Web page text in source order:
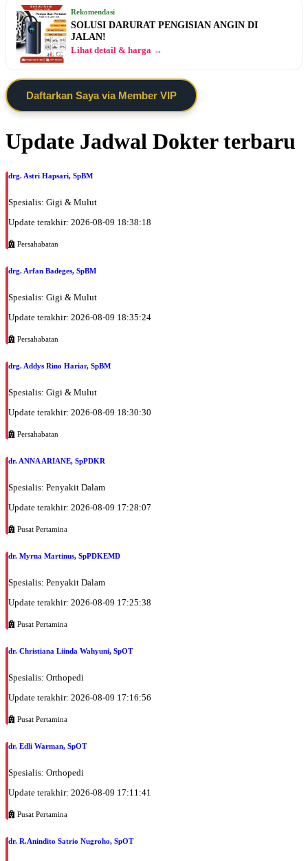
Rekomendasi
SOLUSI DARURAT PENGISIAN ANGIN DI
JALAN!
Lihat detail & harga →
Daftarkan Saya via Member VIP
Update Jadwal Dokter terbaru
drg. Astri Hapsari, SpBM
Spesialis: Gigi & Mulut
Update terakhir: 2026-08-09 18:38:18
Persahabatan
drg. Arfan Badeges, SpBM
Spesialis: Gigi & Mulut
Update terakhir: 2026-08-09 18:35:24
Persahabatan
drg. Addys Rino Hariar, SpBM
Spesialis: Gigi & Mulut
Update terakhir: 2026-08-09 18:30:30
Persahabatan
dr. ANNA ARIANE, SpPDKR
Spesialis: Penyakit Dalam
Update terakhir: 2026-08-09 17:28:07
Pusat Pertamina
dr. Myrna Martinus, SpPDKEMD
Spesialis: Penyakit Dalam
Update terakhir: 2026-08-09 17:25:38
Pusat Pertamina
dr. Christiana Liinda Wahyuni, SpOT
Spesialis: Orthopedi
Update terakhir: 2026-08-09 17:16:56
Pusat Pertamina
dr. Edli Warman, SpOT
Spesialis: Orthopedi
Update terakhir: 2026-08-09 17:11:41
Pusat Pertamina
dr. R.Anindito Satrio Nugroho, SpOT